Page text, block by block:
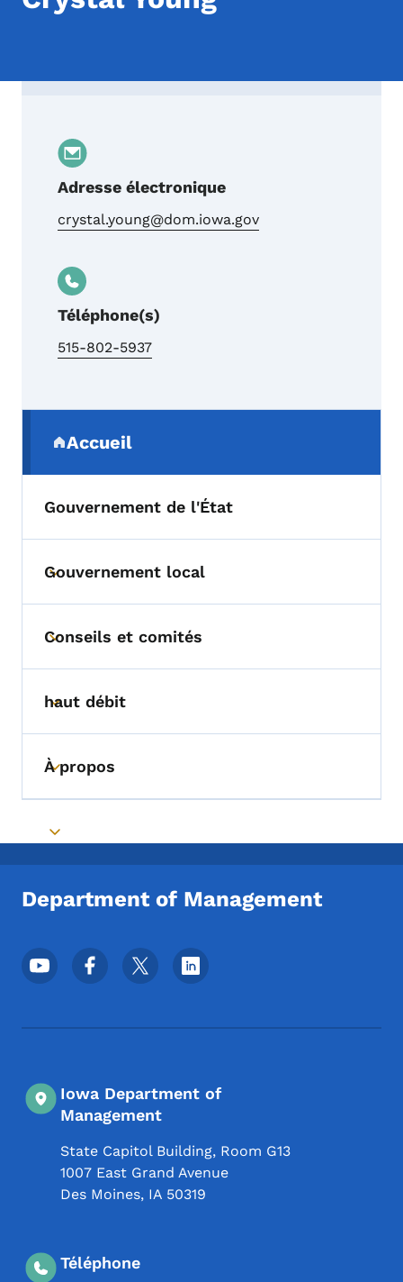
Adresse électronique
crystal.young@dom.iowa.gov
Téléphone(s)
515-802-5937
Accueil
(parent section)
Gouvernement de l'État
Toggle submenu
Gouvernement local
Toggle submenu
Conseils et comités
Toggle submenu
haut débit
Toggle submenu
À propos
Toggle submenu
Department of Management
Menu des réseaux sociaux du pied de
Iowa Department of
Management
State Capitol Building, Room G13
1007 East Grand Avenue
Des Moines, IA 50319
Téléphone